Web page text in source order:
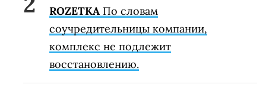
ROZETKA По словам
соучредительницы компании,
комплекс не подлежит
восстановлению.